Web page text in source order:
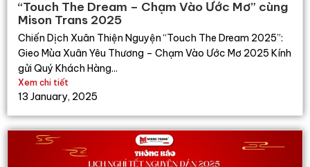
“Touch The Dream – Chạm Vào Ước Mơ” cùng
Mison Trans 2025
Chiến Dịch Xuân Thiện Nguyện “Touch The Dream 2025”:
Gieo Mùa Xuân Yêu Thương – Chạm Vào Ước Mơ 2025 Kính
gửi Quý Khách Hàng...
Xem chi tiết
13 January, 2025